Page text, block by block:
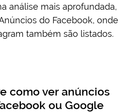
análise mais aprofundada,
do Facebook, onde
também são listados.
como ver anúncios
ou Google